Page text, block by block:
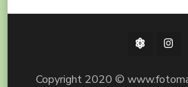
Copyright 2020 ©